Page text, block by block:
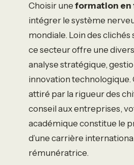
Choisir une formation en
intégrer le système
mondiale. Loin des clichés
ce secteur offre une
analyse stratégique,
innovation technologique.
attiré par la rigueur des
conseil aux entreprises,
académique constitue le
d’une carrière
rémunératrice.